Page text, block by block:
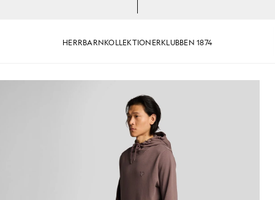
HERRBARNKOLLEKTIONERKLUBBEN 1874